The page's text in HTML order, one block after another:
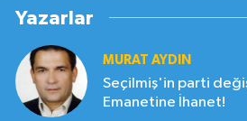
Yazarlar
MURAT AYDIN
Seçilmiş'in parti
Emanetine İhanet!